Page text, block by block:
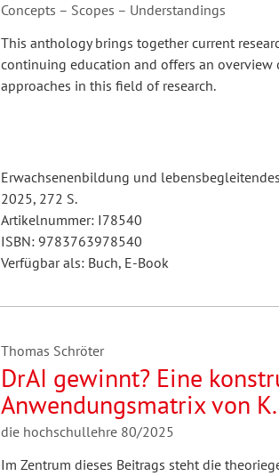
Concepts – Scopes – Understandings
This anthology brings together current
continuing education and offers an
approaches in this field of research.
Erwachsenenbildung und
2025, 272 S.
Artikelnummer: I78540
ISBN: 9783763978540
Verfügbar als: Buch, E-Book
Thomas Schröter
DrAI gewinnt? Eine
Anwendungsmatrix von
die hochschullehre 80/2025
Im Zentrum dieses Beitrags steht die